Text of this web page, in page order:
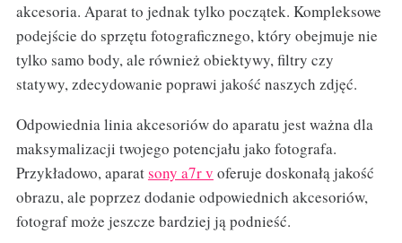
akcesoria. Aparat to jednak tylko początek. Kompleksowe
podejście do sprzętu fotograficznego, który obejmuje nie
tylko samo body, ale również obiektywy, filtry czy
statywy, zdecydowanie poprawi jakość naszych zdjęć.
Odpowiednia linia akcesoriów do aparatu jest ważna dla
maksymalizacji twojego potencjału jako fotografa.
Przykładowo, aparatsony a7r v oferuje doskonałą jakość
obrazu, ale poprzez dodanie odpowiednich akcesoriów,
fotograf może jeszcze bardziej ją podnieść.